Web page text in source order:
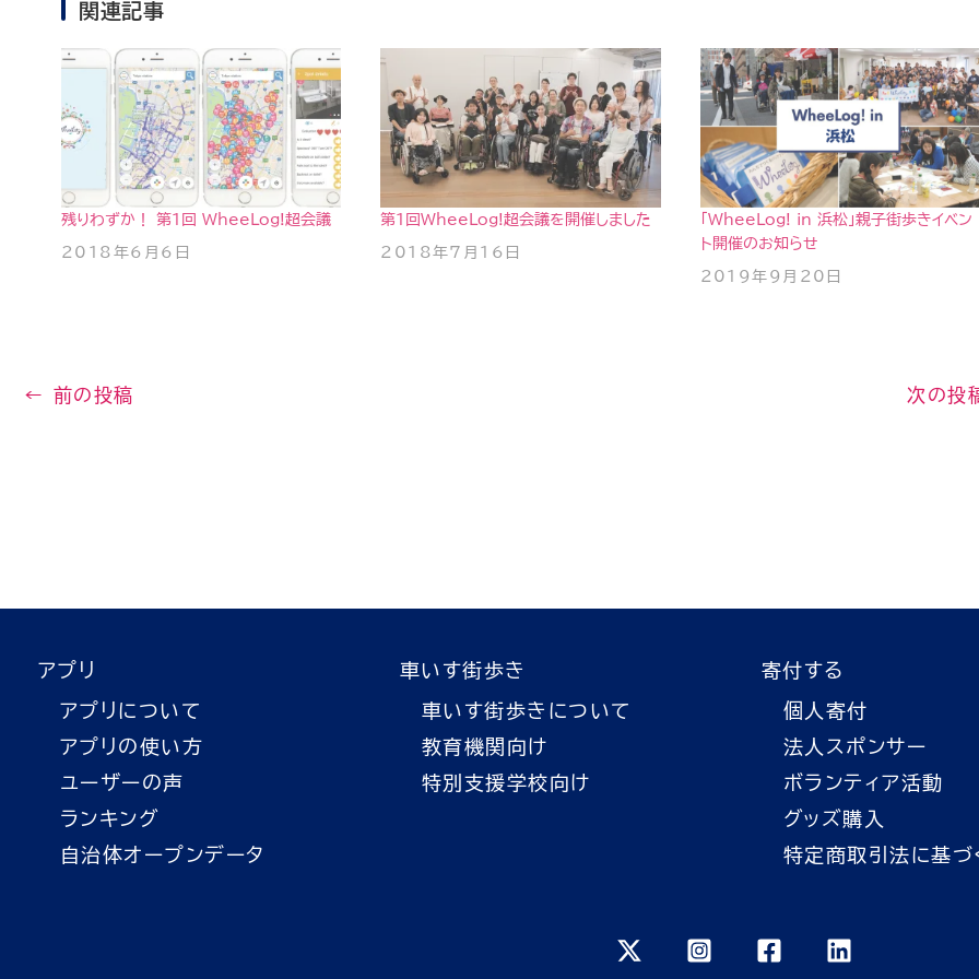
関連記事
残りわずか！ 第１回 WheeLog!超会議
2018年6月6日
第1回WheeLog!超会議を開催しました
2018年7月16日
「WheeLog! in 浜松」親子街歩きイベン
ト開催のお知らせ
2019年9月20日
← 前の投稿 次の投
アプリ
アプリについて
アプリの使い方
ユーザーの声
ランキング
自治体オープンデータ
車いす街歩き
車いす街歩きについて
教育機関向け
特別支援学校向け
寄付する
個人寄付
法人スポンサー
ボランティア活動
グッズ購入
特定商取引法に基づ